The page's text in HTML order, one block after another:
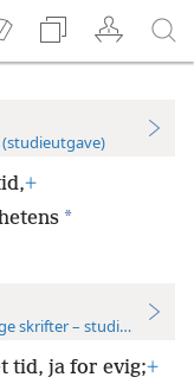
+
*
skrifter – studieutgave
tid, ja for evig;+